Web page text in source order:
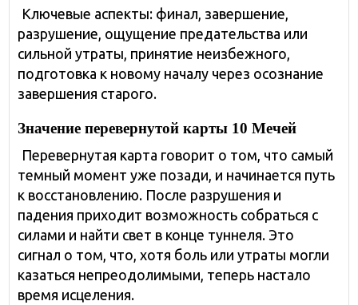
Ключевые аспекты: финал, завершение,
разрушение, ощущение предательства или
сильной утраты, принятие неизбежного,
подготовка к новому началу через осознание
завершения старого.
Значение перевернутой карты 10 Мечей
Перевернутая карта говорит о том, что самый
темный момент уже позади, и начинается путь
к восстановлению. После разрушения и
падения приходит возможность собраться с
силами и найти свет в конце туннеля. Это
сигнал о том, что, хотя боль или утраты могли
казаться непреодолимыми, теперь настало
время исцеления.